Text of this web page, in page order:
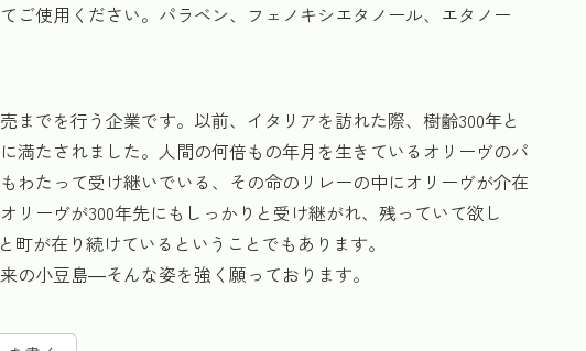
ご使用ください。パラベン、フェノキシエタノール、エタノー
でを行う企業です。以前、イタリアを訪れた際、樹齢300年と
満たされました。人間の何倍もの年月を生きているオリーヴのパ
わたって受け継いでいる、その命のリレーの中にオリーヴが介在
リーヴが300年先にもしっかりと受け継がれ、残っていて欲し
が在り続けているということでもあります。
の小豆島―そんな姿を強く願っております。